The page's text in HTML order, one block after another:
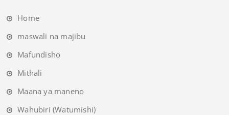
Home
maswali na majibu
Mafundisho
Mithali
Maana ya maneno
Wahubiri (Watumishi)